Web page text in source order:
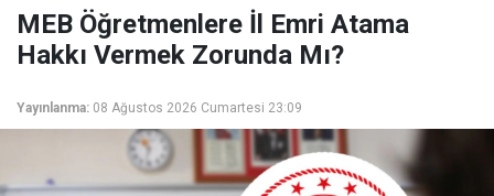
MEB Öğretmenlere İl Emri Atama
Hakkı Vermek Zorunda Mı?
Yayınlanma: 08 Ağustos 2026 Cumartesi 23:09